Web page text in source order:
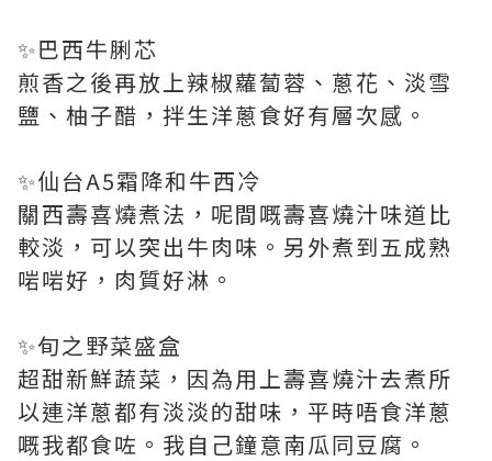
✨巴西牛脷芯
煎香之後再放上辣椒蘿蔔蓉、蔥花、淡雪
鹽、柚子醋，拌生洋蔥食好有層次感。
✨仙台A5霜降和牛西冷
關西壽喜燒煮法，呢間嘅壽喜燒汁味道比
較淡，可以突出牛肉味。另外煮到五成熟
啱啱好，肉質好淋。
✨旬之野菜盛盒
超甜新鮮蔬菜，因為用上壽喜燒汁去煮所
以連洋蔥都有淡淡的甜味，平時唔食洋蔥
嘅我都食咗。我自己鐘意南瓜同豆腐。